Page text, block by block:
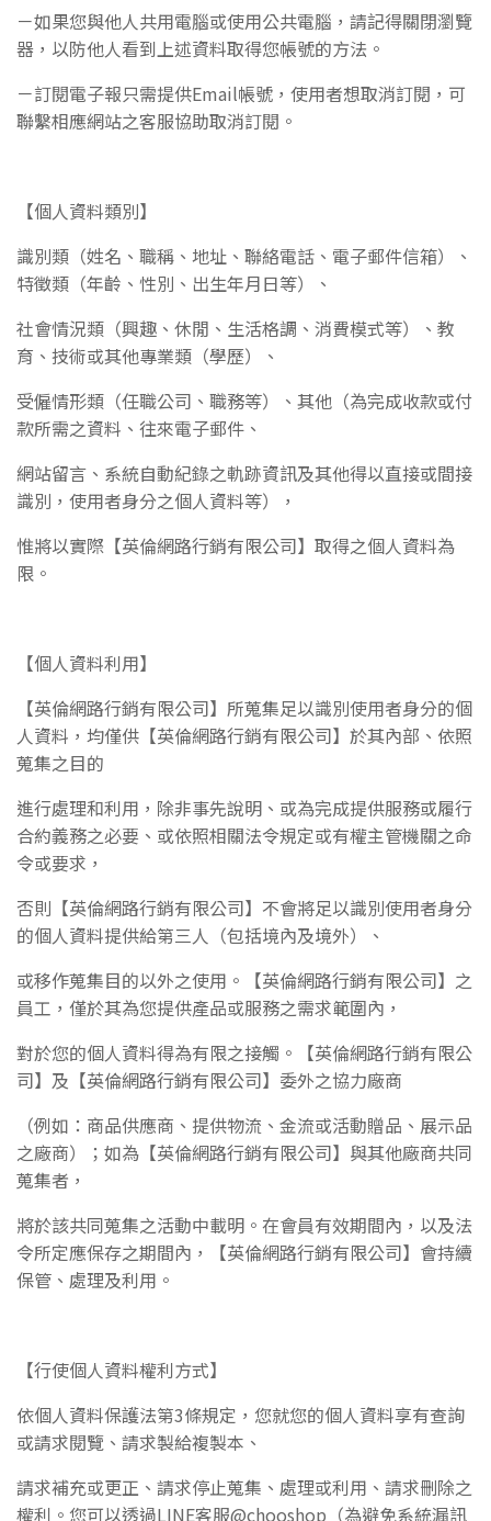
－如果您與他人共用電腦或使用公共電腦，請記得關閉瀏覽
器，以防他人看到上述資料取得您帳號的方法。
－訂閱電子報只需提供Email帳號，使用者想取消訂閱，可
聯繫相應網站之客服協助取消訂閱。
【個人資料類別】
識別類（姓名、職稱、地址、聯絡電話、電子郵件信箱）、
特徵類（年齡、性別、出生年月日等）、
社會情況類（興趣、休閒、生活格調、消費模式等）、教
育、技術或其他專業類 （學歷）、
受僱情形類（任職公司、職務等）、其他（為完成收款或付
款所需之資料、往來電子郵件、
網站留言、系統自動紀錄之軌跡資訊及其他得以直接或間接
識別，使用者身分之個人資料等），
惟將以實際 【英倫網路行銷有限公司】 取得之個人資料為
限。
【個人資料利用】
【英倫網路行銷有限公司】 所蒐集足以識別使用者身分的個
人資料，均僅供 【英倫網路行銷有限公司】 於其內部、依照
蒐集之目的
進行處理和利用，除非事先說明、或為完成提供服務或履行
合約義務之必要、或依照相關法令規定或有權主管機關之命
令或要求，
否則 【英倫網路行銷有限公司】 不會將足以識別使用者身分
的個人資料提供給第三人（包括境內及境外）、
或移作蒐集目的以外之使用。
【英倫網路行銷有限公司】 之
員工，僅於其為您提供產品或服務之需求範圍內，
對於您的個人資料得為有限之接觸。
【英倫網路行銷有限公
司】 及 【英倫網路行銷有限公司】 委外之協力廠商
（例如：商品供應商、提供物流、金流或活動贈品、展示品
之廠商）；如為 【英倫網路行銷有限公司】 與其他廠商共同
蒐集者，
將於該共同蒐集之活動中載明。在會員有效期間內，以及法
令所定應保存之期間內， 【英倫網路行銷有限公司】 會持續
保管、處理及利用。
【行使個人資料權利方式】
依個人資料保護法第3條規定，您就您的個人資料享有查詢
或請求閱覽、請求製給複製本、
請求補充或更正、請求停止蒐集、處理或利用、請求刪除之
權利。您可以透過LINE客服@chooshop（為避免系統漏訊